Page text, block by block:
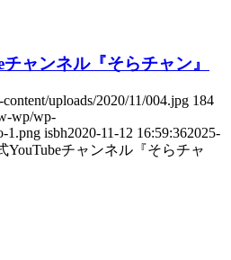
ャンネル『そらチャン』
uploads/2020/11/004.jpg 184
wp/wp-
1.png isbh2020-11-12 16:59:362025-
YouTubeチャンネル『そらチャ